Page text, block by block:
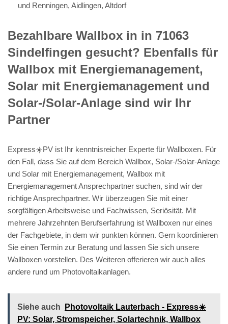
und Renningen, Aidlingen, Altdorf
Bezahlbare Wallbox in in 71063
Sindelfingen gesucht? Ebenfalls für
Wallbox mit Energiemanagement,
Solar mit Energiemanagement und
Solar-/Solar-Anlage sind wir Ihr
Partner
Express☀️PV️ ist Ihr kenntnisreicher Experte für Wallboxen. Für
den Fall, dass Sie auf dem Bereich Wallbox, Solar-/Solar-Anlage
und Solar mit Energiemanagement, Wallbox mit
Energiemanagement Ansprechpartner suchen, sind wir der
richtige Ansprechpartner. Wir überzeugen Sie mit einer
sorgfältigen Arbeitsweise und Fachwissen, Seriösität. Mit
mehrere Jahrzehnten Berufserfahrung ist Wallboxen nur eines
der Fachgebiete, in dem wir punkten können. Gern koordinieren
Sie einen Termin zur Beratung und lassen Sie sich unsere
Wallboxen vorstellen. Des Weiteren offerieren wir auch alles
andere rund um Photovoltaikanlagen.
Siehe auch
Photovoltaik Lauterbach - Express☀️
PV️: Solar, Stromspeicher, Solartechnik, Wallbox